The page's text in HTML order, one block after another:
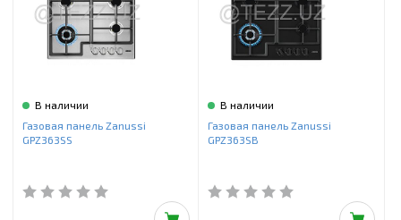
В наличии
Газовая панель Zanussi
GPZ363SS
В наличии
Газовая панель Zanussi
GPZ363SB